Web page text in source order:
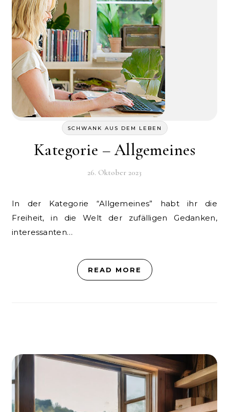
SCHWANK AUS DEM LEBEN
Kategorie – Allgemeines
26. Oktober 2023
In der Kategorie “Allgemeines” habt ihr die
Freiheit, in die Welt der zufälligen Gedanken,
interessanten…
READ MORE